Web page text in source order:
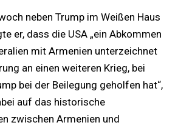
neben Trump im Weißen Haus
er, dass die USA „ein Abkommen
mit Armenien unterzeichnet
an einen weiteren Krieg, bei
bei der Beilegung geholfen hat“,
auf das historische
zwischen Armenien und